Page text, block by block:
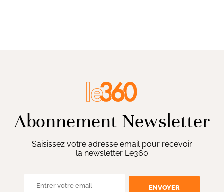
Abonnement Newsletter
Saisissez votre adresse email pour recevoir
la newsletter Le360
ENVOYER